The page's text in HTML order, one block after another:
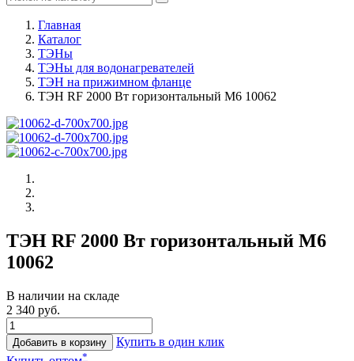
Главная
Каталог
ТЭНы
ТЭНы для водонагревателей
ТЭН на прижимном фланце
ТЭН RF 2000 Вт горизонтальный M6 10062
ТЭН RF 2000 Вт горизонтальный M6
10062
В наличии на складе
2 340 руб.
Добавить в корзину
Купить в один клик
*